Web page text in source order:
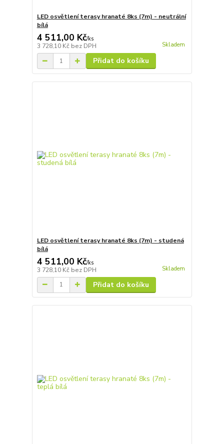
LED osvětlení terasy hranaté 8ks (7m) - neutrální
bílá
4 511,00 Kč/ks
3 728,10 Kč bez DPH Skladem
Přidat do košíku
LED osvětlení terasy hranaté 8ks (7m) - studená
bílá
4 511,00 Kč/ks
3 728,10 Kč bez DPH Skladem
Přidat do košíku